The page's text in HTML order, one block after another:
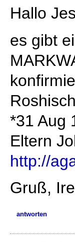
Hallo
es gibt
*31 Aug
Eltern
http://
Gruß,
antworten